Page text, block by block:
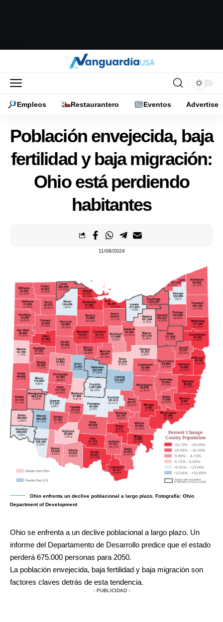
Empleos Restaurantero Eventos Advertise
Población envejecida, baja
fertilidad y baja migración:
Ohio está perdiendo
habitantes
11/08/2024
Ohio enfrenta un declive poblacional a largo plazo. Fotografía: Ohio
Department of Development
Ohio se enfrenta a un declive poblacional a largo plazo. Un
informe del Departamento de Desarrollo predice que el estado
perderá 675.000 personas para 2050.
La población envejecida, baja fertilidad y baja migración son
factores claves detrás de esta tendencia.
- PUBLICIDAD -